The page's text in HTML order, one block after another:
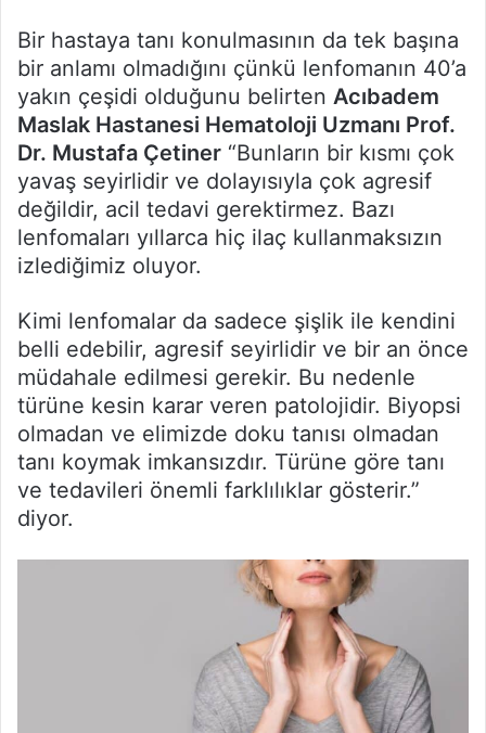
Bir hastaya tanı konulmasının da tek başına
bir anlamı olmadığını çünkü lenfomanın 40’a
yakın çeşidi olduğunu belirten Acıbadem
Maslak Hastanesi Hematoloji Uzmanı Prof.
Dr. Mustafa Çetiner “Bunların bir kısmı çok
yavaş seyirlidir ve dolayısıyla çok agresif
değildir, acil tedavi gerektirmez. Bazı
lenfomaları yıllarca hiç ilaç kullanmaksızın
izlediğimiz oluyor.
Kimi lenfomalar da sadece şişlik ile kendini
belli edebilir, agresif seyirlidir ve bir an önce
müdahale edilmesi gerekir. Bu nedenle
türüne kesin karar veren patolojidir. Biyopsi
olmadan ve elimizde doku tanısı olmadan
tanı koymak imkansızdır. Türüne göre tanı
ve tedavileri önemli farklılıklar gösterir.”
diyor.